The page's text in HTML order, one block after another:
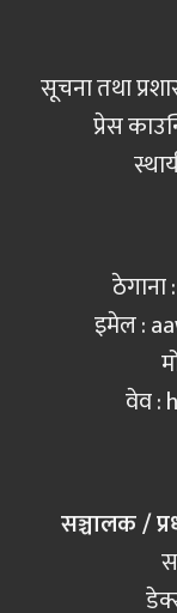
सूचना तथा
प्रेस
ठेगाना
इमेल :
वेव :
सञ्चालक /